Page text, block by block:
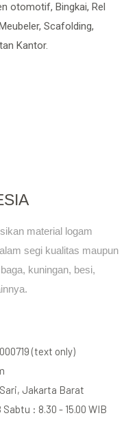
otomotif, Bingkai, Rel
Scafolding,
Kantor.
material logam
segi kualitas maupun
kuningan, besi,
(text only)
Jakarta Barat
: 8.30 - 15.00 WIB